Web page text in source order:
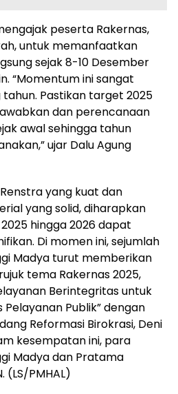
peserta Rakernas,
untuk memanfaatkan
sejak 8-10 Desember
“Momentum ini sangat
Pastikan target 2025
dan perencanaan
awal sehingga tahun
ujar Dalu Agung
yang kuat dan
yang solid, diharapkan
hingga 2026 dapat
Di momen ini, sejumlah
Madya turut memberikan
tema Rakernas 2025,
Berintegritas untuk
Publik” dengan
Reformasi Birokrasi, Deni
kesempatan ini, para
Madya dan Pratama
(LS/PMHAL)